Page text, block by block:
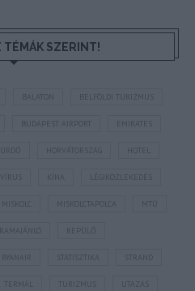
TÉMÁK SZERINT!
BALATON BELFÖLDI TURIZMUS
BUDAPEST AIRPORT EMIRATES
HORVÁTORSZÁG HOTEL
LÉGIKÖZLEKEDÉS
MISKOLCTAPOLCA MTÜ
STATISZTIKA STRAND
TERMÁL TURIZMUS UTAZÁS